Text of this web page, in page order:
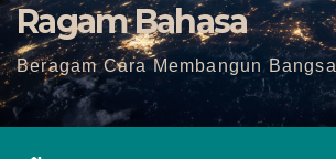
Ragam Bahasa
Beragam Cara Membangun Bangsa